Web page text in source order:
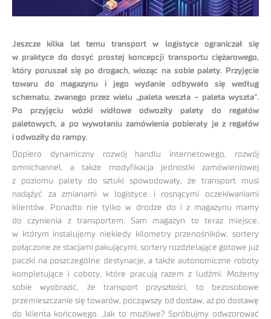
Jeszcze kilka lat temu transport w logistyce ograniczał się
w praktyce do dosyć prostej koncepcji transportu ciężarowego,
który poruszał się po drogach, wioząc na sobie palety. Przyjęcie
towaru do magazynu i jego wydanie odbywało się według
schematu, zwanego przez wielu „paleta weszła – paleta wyszła”.
Po przyjęciu wózki widłowe odwoziły palety do regałów
paletowych, a po wywołaniu zamówienia pobierały je z regałów
i odwoziły do rampy.
Dopiero dynamiczny rozwój handlu internetowego, rozwój
omnichannel, a także modyfikacja jednostki zamówieniowej
z poziomu palety do sztuki spowodowały, że transport musi
nadążyć za zmianami w logistyce i rosnącymi oczekiwaniami
klientów. Ponadto nie tylko w drodze do i z magazynu mamy
do czynienia z transportem. Sam magazyn to teraz miejsce,
w którym instalujemy niekiedy kilometry przenośników, sortery
połączone ze stacjami pakującymi, sortery rozdzielające gotowe już
paczki na poszczególne destynacje, a także autonomiczne roboty
kompletujące i coboty, które pracują razem z ludźmi. Możemy
sobie wyobrazić, że transport przyszłości, to bezosobowe
przemieszczanie się towarów, począwszy od dostaw, aż po dostawę
do klienta końcowego. Jak to możliwe? Spróbujmy odwzorować